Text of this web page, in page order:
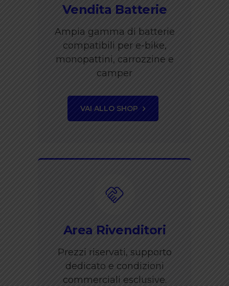
Vendita Batterie
Ampia gamma di batterie
compatibili per e-bike,
monopattini, carrozzine e
camper
VAI ALLO SHOP
Area Rivenditori
Prezzi riservati, supporto
dedicato e condizioni
commerciali esclusive.